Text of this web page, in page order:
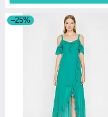
–25%